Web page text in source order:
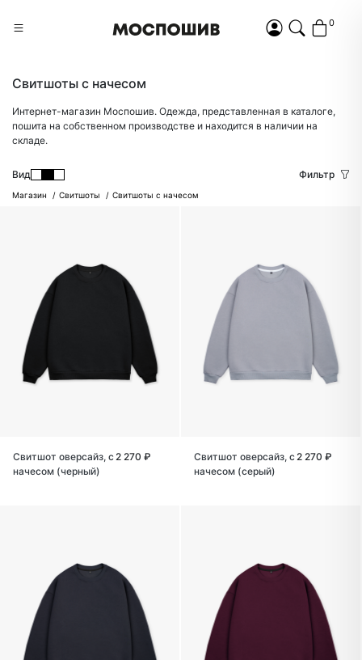
0
Свитшоты с начесом
Интернет-магазин Моспошив. Одежда, представленная в каталоге,
пошита на собственном производстве и находится в наличии на
складе.
Вид Фильтр
Магазин Свитшоты Свитшоты с начесом
Свитшот оверсайз, с
начесом (черный)
2 270 ₽
Свитшот оверсайз, с
начесом (серый)
2 270 ₽